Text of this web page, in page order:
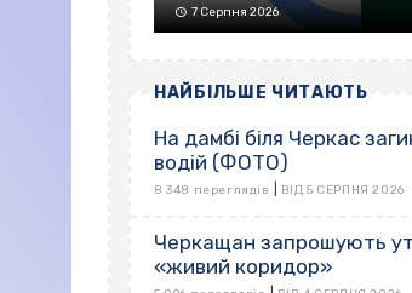
7 Серпня 2026
НАЙБІЛЬШЕ ЧИТАЮТЬ
На дамбі біля Черкас
водій (ФОТО)
8 348 переглядів ВІД 5 СЕРПНЯ 2026
Черкащан запрошують
«живий коридор»